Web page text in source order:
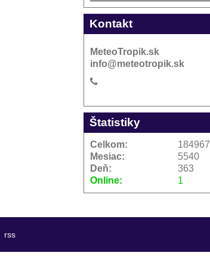
Kontakt
MeteoTropik.sk
info@meteotropik.sk
Štatistiky
Online: 1
Celkom:
184967
Mesiac:
5540
Deň:
363
rss